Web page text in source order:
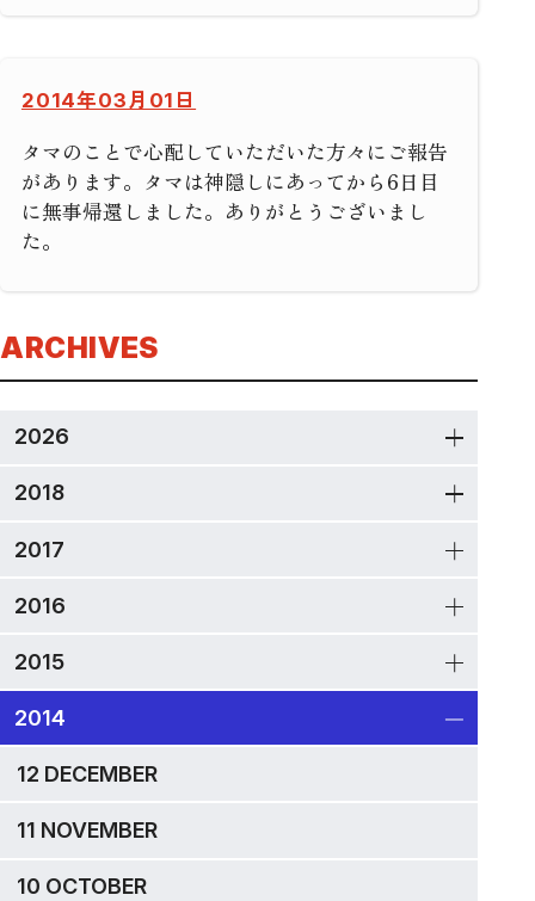
2014年03月01日
タマのことで心配していただいた方々にご報告
があります。タマは神隠しにあってから6日目
に無事帰還しました。ありがとうございまし
た。
ARCHIVES
2026
2018
2017
2016
2015
2014
12 DECEMBER
11 NOVEMBER
10 OCTOBER